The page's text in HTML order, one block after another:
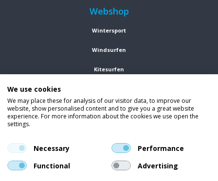
Webshop
Wintersport
Windsurfen
Kitesurfen
Kleding
Vind ons op social media
En blijf op de hoogte van trends, aanbiedingen en kortingsacties.
We use cookies
We may place these for analysis of our visitor data, to improve our
website, show personalised content and to give you a great website
experience. For more information about the cookies we use open the
settings.
Necessary
Performance
Functional
Advertising